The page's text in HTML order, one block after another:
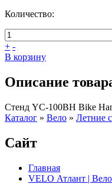
Количество:
+ -
В корзину
Описание
Стенд YC-100BH Bike
Каталог » Вело » Летние
Сайт
Главная
VELO Атлант |